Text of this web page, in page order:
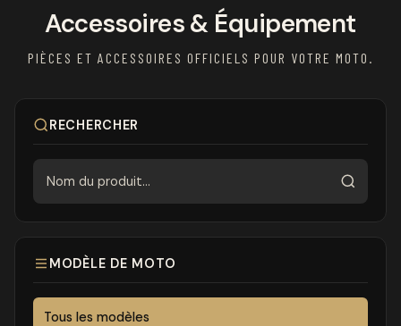
Accessoires & Équipement
PIÈCES ET ACCESSOIRES OFFICIELS POUR VOTRE MOTO.
RECHERCHER
MODÈLE DE MOTO
Tous les modèles